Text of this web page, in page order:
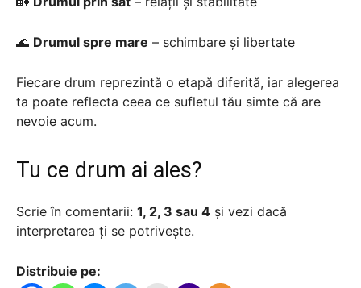
🌊 Drumul spre mare – schimbare și libertate
Fiecare drum reprezintă o etapă diferită, iar alegerea
ta poate reflecta ceea ce sufletul tău simte că are
nevoie acum.
Tu ce drum ai ales?
Scrie în comentarii: 1, 2, 3 sau 4 și vezi dacă
interpretarea ți se potrivește.
Distribuie pe: